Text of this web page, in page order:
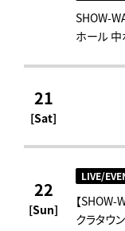
SHOW-
ホール 中
21
[Sat]
22
[Sun]
LIVE/
【
クラタウ